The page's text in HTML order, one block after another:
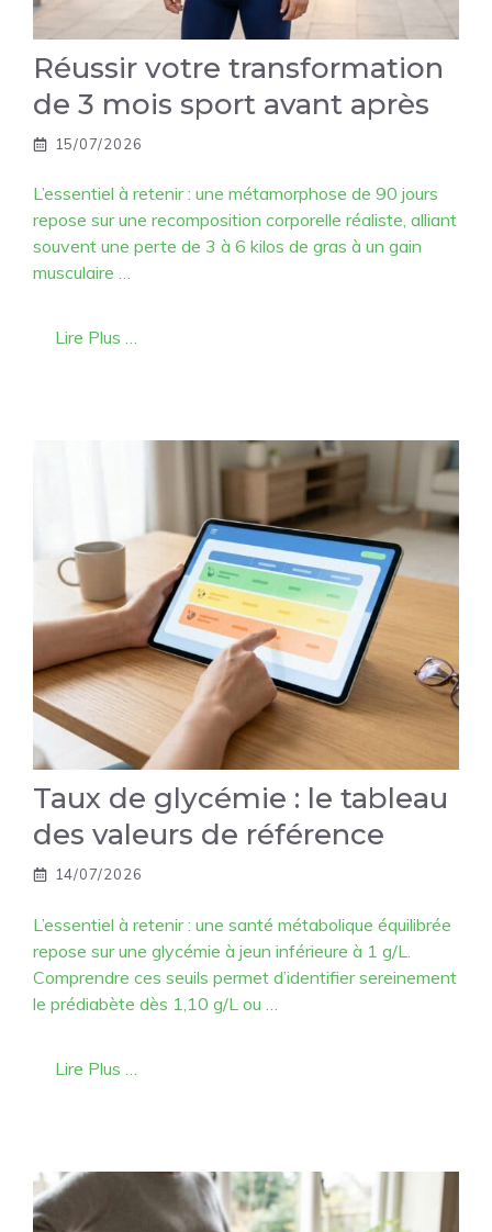
Réussir votre transformation
de 3 mois sport avant après
15/07/2026
L’essentiel à retenir : une métamorphose de 90 jours
repose sur une recomposition corporelle réaliste, alliant
souvent une perte de 3 à 6 kilos de gras à un gain
musculaire …
Lire Plus …
Taux de glycémie : le tableau
des valeurs de référence
14/07/2026
L’essentiel à retenir : une santé métabolique équilibrée
repose sur une glycémie à jeun inférieure à 1 g/L.
Comprendre ces seuils permet d’identifier sereinement
le prédiabète dès 1,10 g/L ou …
Lire Plus …